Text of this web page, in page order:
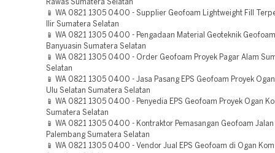
Rawas Sumatera Selatan
📱 WA 0821 1305 0400 - Supplier Geofoam Lightweight Fill
Ilir Sumatera Selatan
📱 WA 0821 1305 0400 - Pengadaan Material Geoteknik
Banyuasin Sumatera Selatan
📱 WA 0821 1305 0400 - Order Geofoam Proyek Pagar Alam
Selatan
📱 WA 0821 1305 0400 - Jasa Pasang EPS Geofoam Proyek
Ulu Selatan Sumatera Selatan
📱 WA 0821 1305 0400 - Penyedia EPS Geofoam Proyek Ogan
Sumatera Selatan
📱 WA 0821 1305 0400 - Kontraktor Pemasangan Geofoam
Palembang Sumatera Selatan
📱 WA 0821 1305 0400 - Vendor Jual EPS Geofoam di Ogan